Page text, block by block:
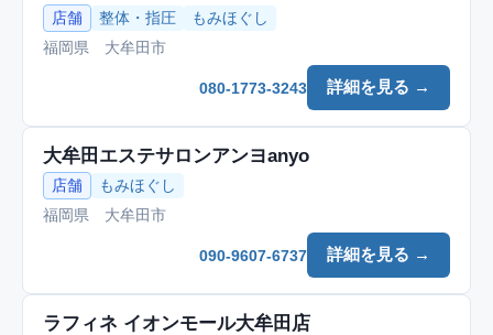
店舗 整体・指圧
もみほぐし
福岡県 大牟田市
詳細を見る →
080-1773-3243
大牟田エステサロンアンヨanyo
店舗
もみほぐし
福岡県 大牟田市
詳細を見る →
090-9607-6737
ラフィネ イオンモール大牟田店